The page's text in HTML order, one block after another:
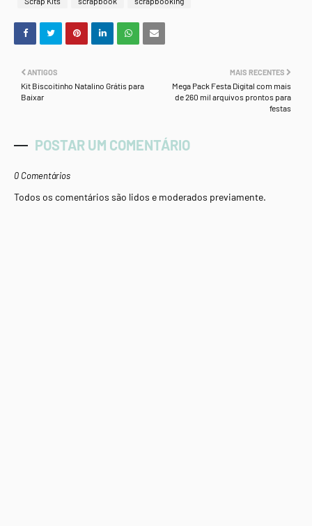
MAIS RECENTES
Mega Pack Festa Digital com mais
de 260 mil arquivos prontos para
festas
ANTIGOS
Kit Biscoitinho Natalino Grátis para
Baixar
POSTAR UM COMENTÁRIO
0 Comentários
Todos os comentários são lidos e moderados previamente.